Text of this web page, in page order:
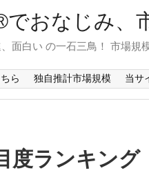
おなじみ、
面白い の一石三鳥！ 市場規
ら 独自推計市場規模 当サ
度ランキング